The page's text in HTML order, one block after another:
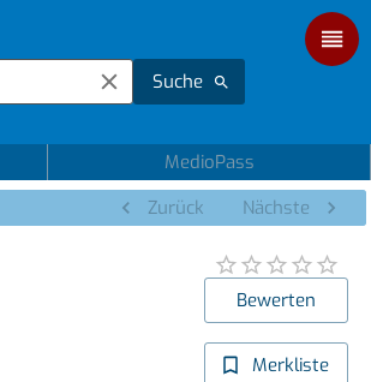
Suche
MedioPass
Zurück Nächste
Bewerten
Merkliste